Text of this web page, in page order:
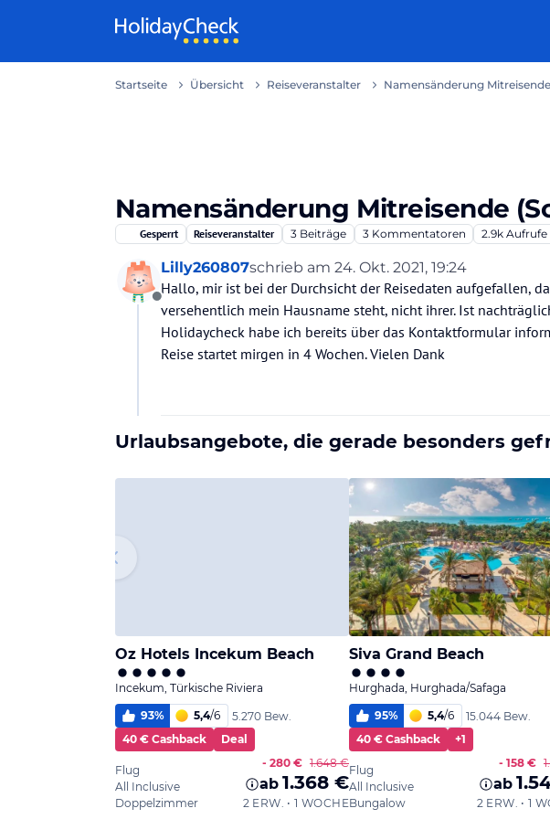
Startseite Übersicht Reiseveranstalter Namensänderung
Namensänderung Mitreisende
Gesperrt Reiseveranstalter 3 Beiträge 3 Kommentatoren 2.9k Aufrufe
Offline
Lilly260807schrieb am 24. Okt. 2021, 19:24
zuletzt editiert von Lilly260807
Hallo, mir ist bei der Durchsicht der Reisedaten aufgefallen,
versehentlich mein Hausname steht, nicht ihrer. Ist
Holidaycheck habe ich bereits über das Kontaktformular
Reise startet mirgen in 4 Wochen. Vielen Dank